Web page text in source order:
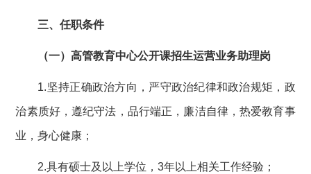
三、任职条件
（一）高管教育中心公开课招生运营业务助理岗
1.坚持正确政治方向，严守政治纪律和政治规矩，政
治素质好，遵纪守法，品行端正，廉洁自律，热爱教育事
业，身心健康；
2.具有硕士及以上学位，3年以上相关工作经验；